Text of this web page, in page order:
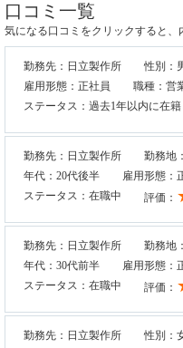
口コミ一覧
気になる口コミをクリックすると
勤務先：日立製作所 性別：
雇用形態：正社員
職種：営
ステータス：過去1年以内に在
勤務先：日立製作所 勤務地
年代：20代後半
雇用形態：
ステータス：在職中
評価：
勤務先：日立製作所 勤務地
年代：30代前半
雇用形態：
ステータス：在職中
評価：
勤務先：日立製作所 性別：